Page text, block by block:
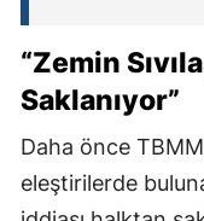
“Zemin
Saklanıyor”
Daha önce
eleştirilerde